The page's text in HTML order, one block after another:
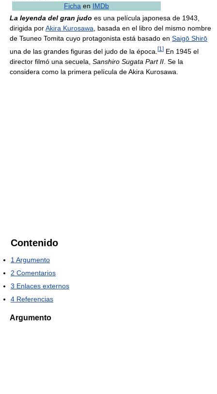
Ficha en IMDb
La leyenda del gran judo es una película japonesa de 1943,
dirigida porAkira Kurosawa , basada en el libro del mismo nombre
de Tsuneo Tomita cuyo protagonista está basado en Saigō Shirō
una de las grandes figuras del judo de la época. [1 ] En 1945 el
director filmó una secuela, Sanshiro Sugata Part II . Se la
considera como la primera película de Akira Kurosawa.
Contenido
1 Argumento
2 Comentarios
3 Enlaces externos
4 Referencias
Argumento